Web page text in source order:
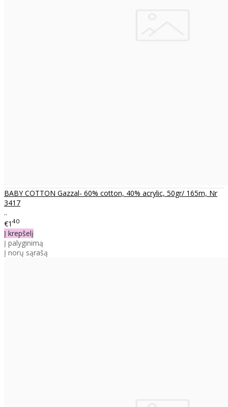
BABY COTTON Gazzal- 60% cotton, 40% acrylic, 50gr/ 165m, Nr
3417
..
€1 40
Į krepšelį
Į palyginimą
Į norų sąrašą